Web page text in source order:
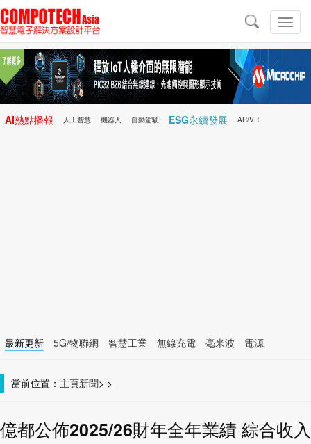
切
換
導
導
航
AI熱點播報 人工智慧 機器人 自動駕駛 ESG永續發展 AR/VR
最新更新 5G/物聯網 智慧工業 無線充電 毫米波
電源
當前位置： 主頁 >
新聞 >
億都公佈2025/26財年全年業績 綜合收入